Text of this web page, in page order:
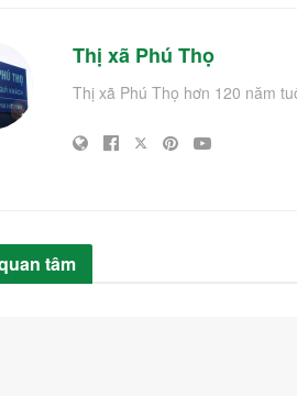
Thị xã Phú Thọ
Thị xã Phú Thọ hơn 120 năm
tâm